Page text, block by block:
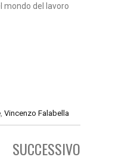
mondo del lavoro
Vincenzo Falabella
SUCCESSIVO